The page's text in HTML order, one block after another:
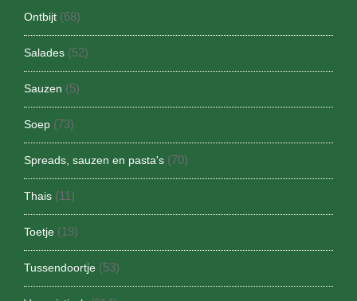
Ontbijt (68)
Salades (52)
Sauzen (5)
Soep (73)
Spreads, sauzen en pasta's (70)
Thais (11)
Toetje (19)
Tussendoortje (53)